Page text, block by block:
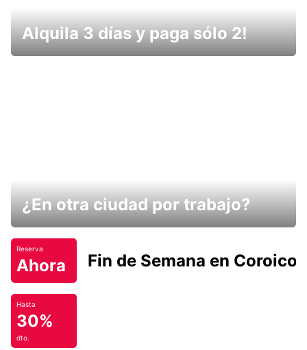
Alquila 3 días y paga sólo 2!
¿En otra ciudad por trabajo?
Reserva
Ahora Fin de Semana en Coroico.
Hasta
30%
dto.